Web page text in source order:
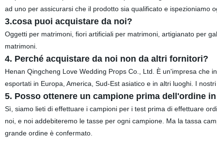
ad uno per assicurarsi che il prodotto sia qualificato e ispezioniamo
3.cosa puoi acquistare da noi?
Oggetti per matrimoni, fiori artificiali per matrimoni, artigianato per
matrimoni.
4. Perché acquistare da noi non da altri fornitori?
Henan Qingcheng Love Wedding Props Co., Ltd. È un'impresa che
esportati in Europa, America, Sud-Est asiatico e in altri luoghi. I
5. Posso ottenere un campione prima dell'ordine
Sì, siamo lieti di effettuare i campioni per i test prima di effettuare
noi, e noi addebiteremo le tasse per ogni campione. Ma la tassa
grande ordine è confermato.